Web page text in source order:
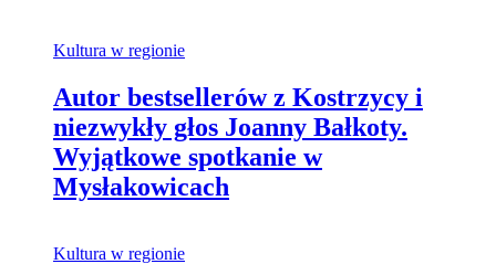
Kultura w regionie
Autor bestsellerów z Kostrzycy i
niezwykły głos Joanny Bałkoty.
Wyjątkowe spotkanie w
Mysłakowicach
Kultura w regionie